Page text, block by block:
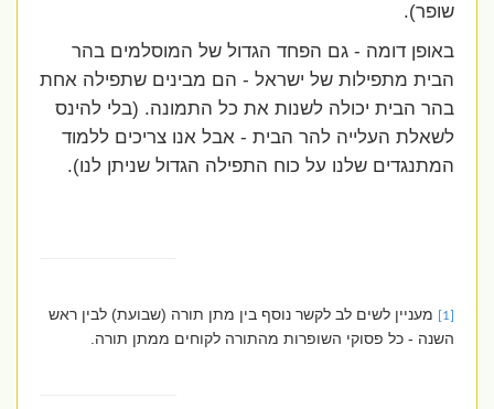
שופר).
באופן דומה - גם הפחד הגדול של המוסלמים בהר
הבית מתפילות של ישראל - הם מבינים שתפילה אחת
בהר הבית יכולה לשנות את כל התמונה. (בלי להינס
לשאלת העלייה להר הבית - אבל אנו צריכים ללמוד
המתנגדים שלנו על כוח התפילה הגדול שניתן לנו).
מעניין לשים לב לקשר נוסף בין מתן תורה (שבועת) לבין ראש
השנה - כל פסוקי השופרות מהתורה לקוחים ממתן תורה.